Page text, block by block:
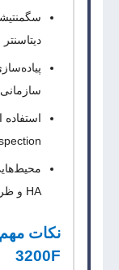
دیتاسنتر
سازمانی
استفاده
HA و
3200F